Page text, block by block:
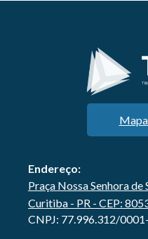
Endereço:
Praça Nossa Senhora
Curitiba - PR - CEP:
CNPJ: 77.996.312/